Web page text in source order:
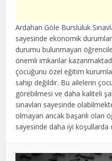
alan
boş
bırakılmalıdır
Ardahan Göle Bursluluk
sayesinde ekonomik
durumu bulunmayan
önemli imkanlar
çocuğunu özel eğitim
sahip değildir. Bu ailelerin
görebilmesi ve daha kaliteli
sınavları sayesinde
olmayan ancak başarılı olan
sayesinde daha iyi